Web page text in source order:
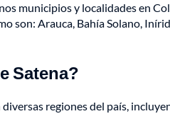
municipios y localidades en
son: Arauca, Bahía Solano,
Satena?
regiones del país,